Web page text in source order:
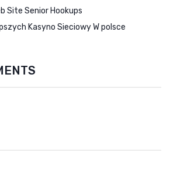
Site Senior Hookups
Kasyno Sieciowy W polsce